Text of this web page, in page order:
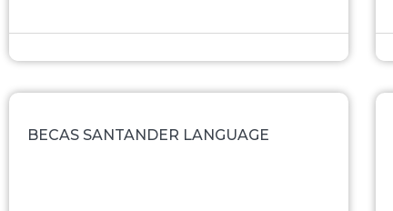
BECAS SANTANDER LANGUAGE